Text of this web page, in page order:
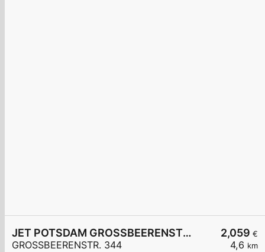
2,059 €
4,6 km
JET POTSDAM GROSSBEERENSTR. 344
GROSSBEERENSTR. 344